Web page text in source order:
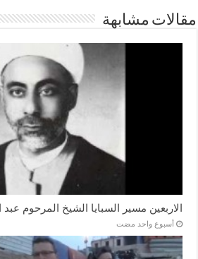
مقالات مشابهة
الاربعين مسير السبايا الشيخ المرحوم عبد
‏أسبوع واحد مضت